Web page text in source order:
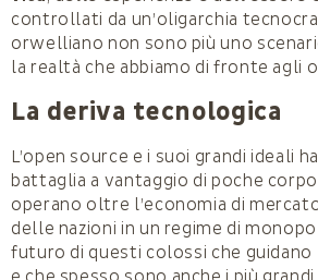
controllati da un’oligarchia
orwelliano non sono più uno
la realtà che abbiamo di fronte agli
La deriva tecnologica
L’open source e i suoi grandi ideali
battaglia a vantaggio di poche
operano oltre l’economia di
delle nazioni in un regime di
futuro di questi colossi che guidano